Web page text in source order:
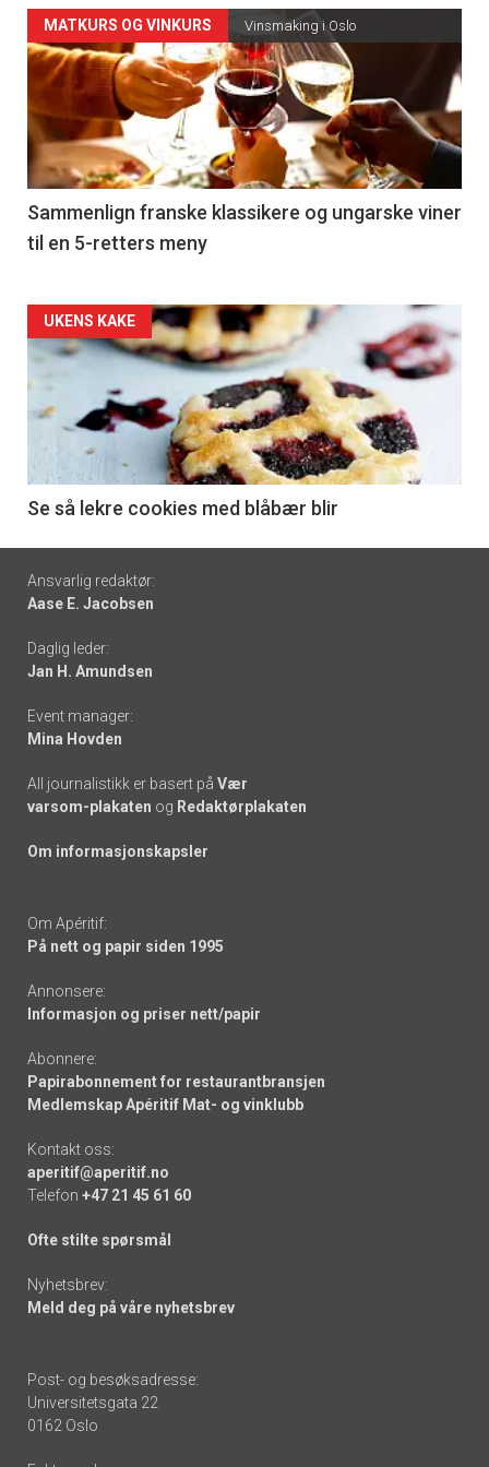
Forsiden
akkurat
nå
-
5
MATKURS OG VINKURS Vinsmaking i Oslo
Sammenlign franske klassikere og ungarske viner
til en 5-retters meny
Forsiden
akkurat
nå
6
UKENS KAKE
Se så lekre cookies med blåbær blir
Footer
-
links
Ansvarlig redaktør:
Aase E. Jacobsen
Daglig leder:
Jan H. Amundsen
Event manager:
Mina Hovden
All journalistikk er basert på Vær
varsom-plakaten og Redaktørplakaten
Om informasjonskapsler
Om Apéritif:
På nett og papir siden 1995
Annonsere:
Informasjon og priser nett/papir
Abonnere:
Papirabonnement for restaurantbransjen
Medlemskap Apéritif Mat- og vinklubb
Kontakt oss:
aperitif@aperitif.no
Telefon +47 21 45 61 60
Ofte stilte spørsmål
Nyhetsbrev:
Meld deg på våre nyhetsbrev
Post- og besøksadresse:
Universitetsgata 22
0162 Oslo